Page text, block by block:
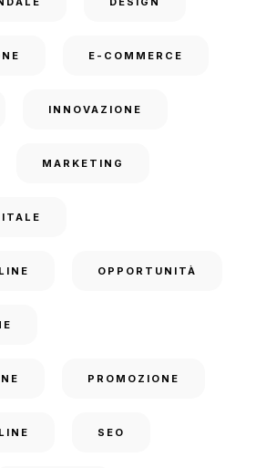
E-COMMERCE
INNOVAZIONE
MARKETING
OPPORTUNITÀ
PROMOZIONE
SEO